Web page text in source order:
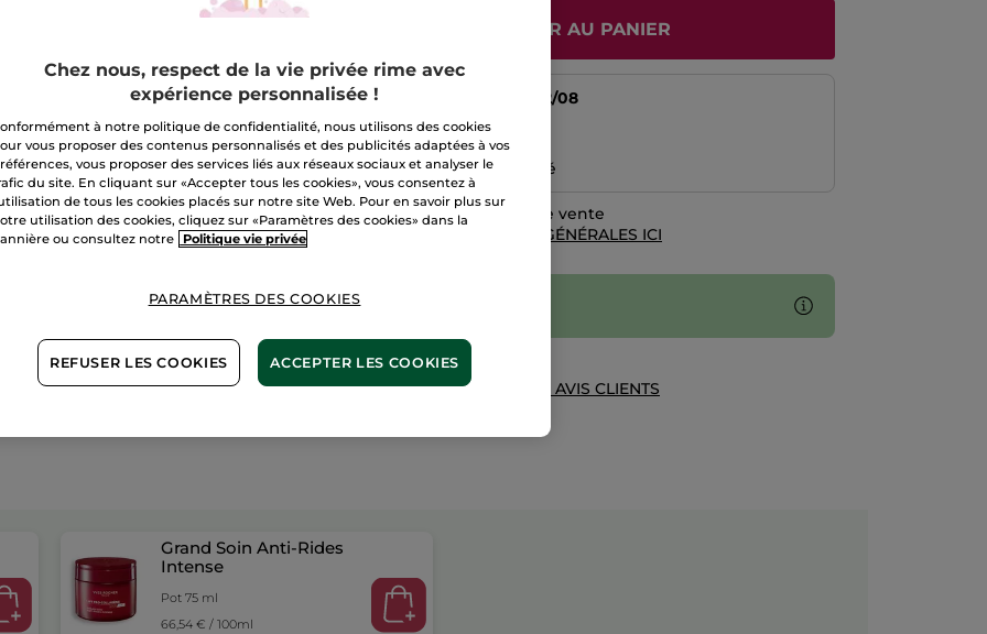
Rides
AJOUTER AU PANIER
Livraison à partir du
12/08
Paiement sécurisé
Satisfait ou remboursé
Conditions générales de vente
VOIR LES CONDITIONS GÉNÉRALES ICI
1+1 OFFERT*(4)
Avis clients
VOIR LA POLITIQUE DES AVIS CLIENTS
Grand Soin Anti-Rides
Intense
Pot 75 ml
66,54 € / 100ml
Chez nous, respect de la vie privée rime avec
expérience personnalisée !
à notre politique de confidentialité, nous utilisons des cookies
vous proposer des contenus personnalisés et des publicités adaptées à vos
vous proposer des services liés aux réseaux sociaux et analyser le
du site. En cliquant sur «Accepter tous les cookies», vous consentez à
de tous les cookies placés sur notre site Web. Pour en savoir plus sur
utilisation des cookies, cliquez sur «Paramètres des cookies» dans la
ou consultez notre
Politique vie privée
PARAMÈTRES DES COOKIES
REFUSER LES COOKIES ACCEPTER LES COOKIES